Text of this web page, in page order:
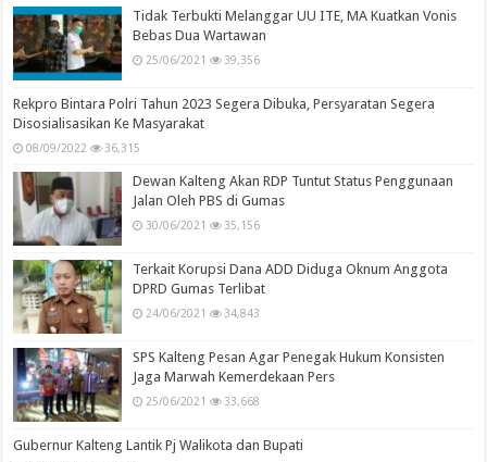
Tidak Terbukti Melanggar UU ITE, MA Kuatkan Vonis
Bebas Dua Wartawan
25/06/2021 39,356
Rekpro Bintara Polri Tahun 2023 Segera Dibuka, Persyaratan Segera
Disosialisasikan Ke Masyarakat
08/09/2022 36,315
Dewan Kalteng Akan RDP Tuntut Status Penggunaan
Jalan Oleh PBS di Gumas
30/06/2021 35,156
Terkait Korupsi Dana ADD Diduga Oknum Anggota
DPRD Gumas Terlibat
24/06/2021 34,843
SPS Kalteng Pesan Agar Penegak Hukum Konsisten
Jaga Marwah Kemerdekaan Pers
25/06/2021 33,668
Gubernur Kalteng Lantik Pj Walikota dan Bupati